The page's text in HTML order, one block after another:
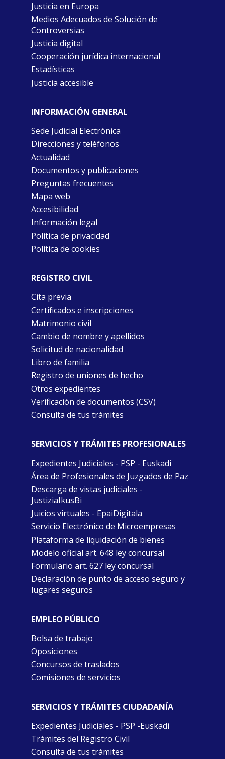
Justicia en Europa
Medios Adecuados de Solución de
Controversias
Justicia digital
Cooperación jurídica internacional
Estadísticas
Justicia accesible
INFORMACIÓN GENERAL
Sede Judicial Electrónica
Direcciones y teléfonos
Actualidad
Documentos y publicaciones
Preguntas frecuentes
Mapa web
Accesibilidad
Información legal
Política de privacidad
Política de cookies
REGISTRO CIVIL
Cita previa
Certificados e inscripciones
Matrimonio civil
Cambio de nombre y apellidos
Solicitud de nacionalidad
Libro de familia
Registro de uniones de hecho
Otros expedientes
Verificación de documentos (CSV)
Consulta de tus trámites
SERVICIOS Y TRÁMITES PROFESIONALES
Expedientes Judiciales - PSP - Euskadi
Área de Profesionales de Juzgados de Paz
Descarga de vistas judiciales -
JustiziaIkusBi
Juicios virtuales - EpaiDigitala
Servicio Electrónico de Microempresas
Plataforma de liquidación de bienes
Modelo oficial art. 648 ley concursal
Formulario art. 627 ley concursal
Declaración de punto de acceso seguro y
lugares seguros
EMPLEO PÚBLICO
Bolsa de trabajo
Oposiciones
Concursos de traslados
Comisiones de servicios
SERVICIOS Y TRÁMITES CIUDADANÍA
Expedientes Judiciales - PSP -Euskadi
Trámites del Registro Civil
Consulta de tus trámites